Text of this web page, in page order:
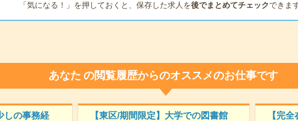
「気になる！」を押しておくと、保存した求人を後でまとめてチェックできま
あなた の閲覧履歴からのオススメのお仕事です
しの事務経
【東区/期間限定】大学での図書館
【完